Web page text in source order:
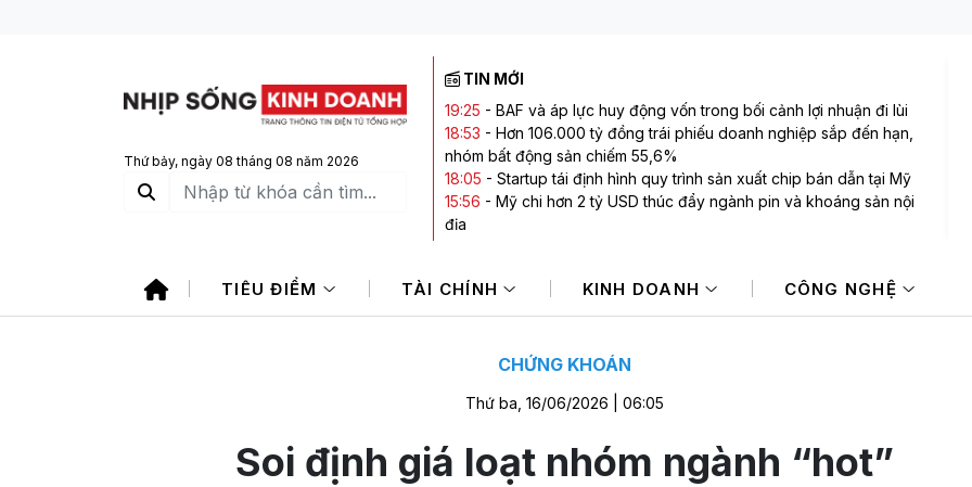
Thứ bảy, ngày 08 tháng 08 năm 2026
TIN MỚI
19:25 - BAF và áp lực huy động vốn trong bối cảnh lợi nhuận đi lùi
18:53 - Hơn 106.000 tỷ đồng trái phiếu doanh nghiệp sắp đến hạn,
nhóm bất động sản chiếm 55,6%
18:05 - Startup tái định hình quy trình sản xuất chip bán dẫn tại Mỹ
15:56 - Mỹ chi hơn 2 tỷ USD thúc đẩy ngành pin và khoáng sản nội
địa
14:23- Định giá DatVietVAC, sẽ là sai lầm nếu chỉ nhìn giá trị sổ
sách
TIÊU ĐIỂM TÀI CHÍNH KINH DOANH CÔNG NGHỆ
CHỨNG KHOÁN
Thứ ba, 16/06/2026 | 06:05
Soi định giá loạt nhóm ngành “hot”